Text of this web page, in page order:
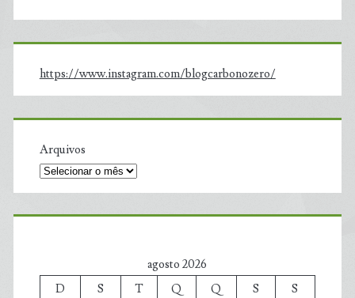
https://www.instagram.com/blogcarbonozero/
Arquivos
agosto 2026
D
S T Q Q S
S